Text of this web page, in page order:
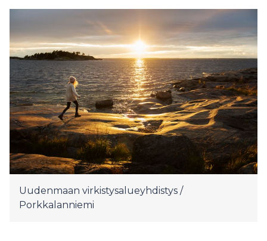
Uudenmaan virkistysalueyhdistys /
Porkkalanniemi